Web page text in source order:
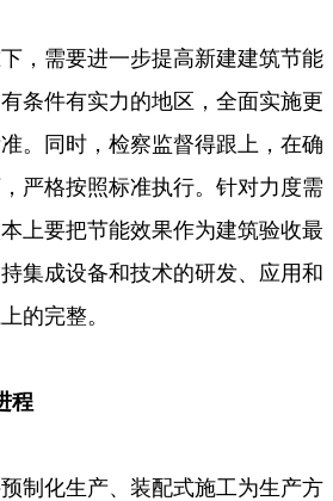
，需要进一步提高新建建筑节能
条件有实力的地区，全面实施更
。同时，检察监督得跟上，在确
严格按照标准执行。针对力度需
上要把节能效果作为建筑验收最
集成设备和技术的研发、应用和
的完整。
程
制化生产、装配式施工为生产方